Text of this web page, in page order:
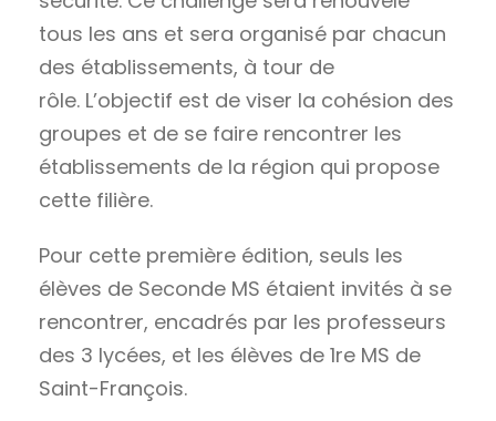
tous les ans et sera organisé par chacun
des établissements, à tour de
rôle. L’objectif est de viser la cohésion des
groupes et de se faire rencontrer les
établissements de la région qui propose
cette filière.
Pour cette première édition, seuls les
élèves de Seconde MS étaient invités à se
rencontrer, encadrés par les professeurs
des 3 lycées, et les élèves de 1re MS de
Saint-François.